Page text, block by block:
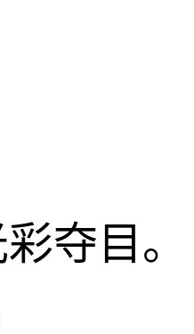
夺目。